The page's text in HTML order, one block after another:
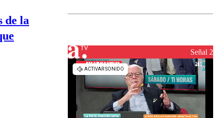
de la
el fin de la
reconstrucciónSeñal 2